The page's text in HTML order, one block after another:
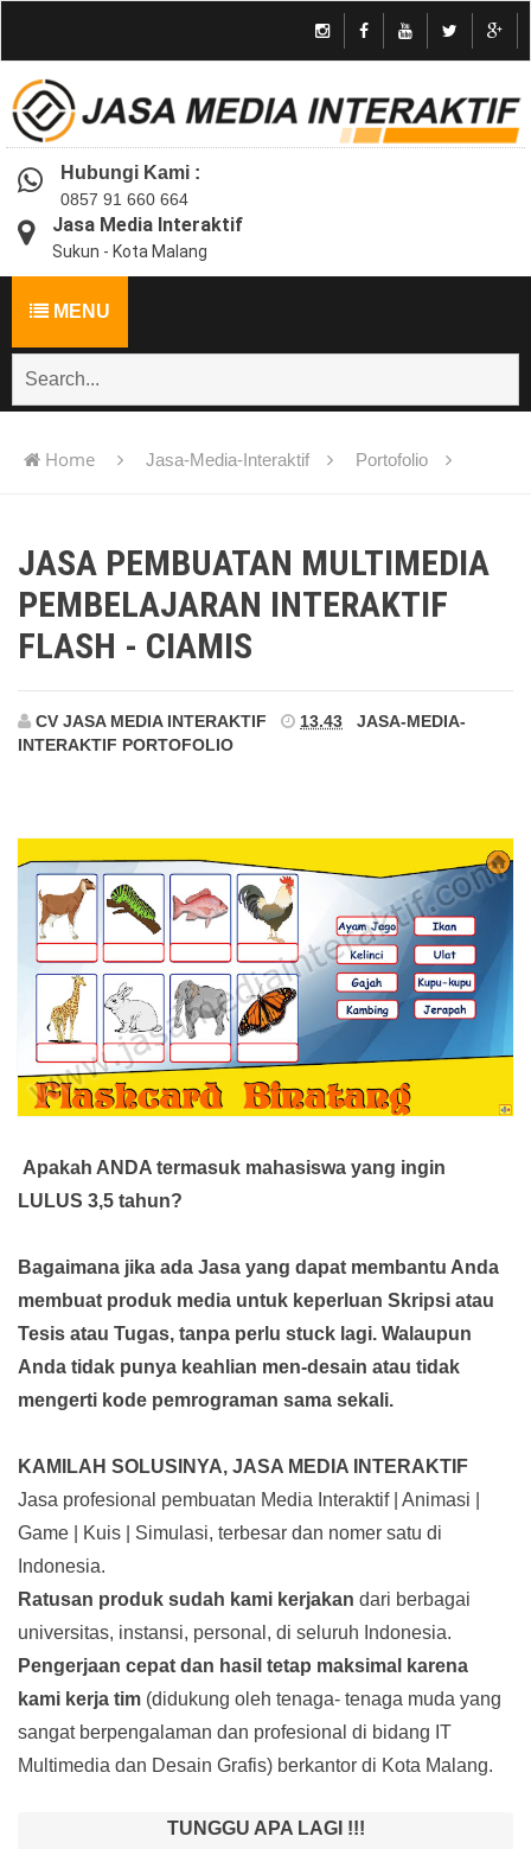
Hubungi Kami :
0857 91 660 664
Jasa Media Interaktif
Sukun - Kota Malang
MENU
Home Jasa-Media-Interaktif Portofolio
JASA PEMBUATAN MULTIMEDIA
PEMBELAJARAN INTERAKTIF
FLASH - CIAMIS
CV JASA MEDIA INTERAKTIF 13.43
JASA-MEDIA-
INTERAKTIF PORTOFOLIO
Apakah ANDA termasuk mahasiswa yang ingin
LULUS 3,5 tahun?
Bagaimana jika ada Jasa yang dapat membantu Anda
membuat produk media untuk keperluan Skripsi atau
Tesis atau Tugas, tanpa perlu stuck lagi. Walaupun
Anda tidak punya keahlian men-desain atau tidak
mengerti kode pemrograman sama sekali.
KAMILAH SOLUSINYA, JASA MEDIA INTERAKTIF
Jasa profesional pembuatan Media Interaktif | Animasi |
Game | Kuis | Simulasi, terbesar dan nomer satu di
Indonesia.
Ratusan produk sudah kami kerjakan dari berbagai
universitas, instansi, personal, di seluruh Indonesia.
Pengerjaan cepat dan hasil tetap maksimal karena
kami kerja tim (didukung oleh tenaga- tenaga muda yang
sangat berpengalaman dan profesional di bidang IT
Multimedia dan Desain Grafis) berkantor di Kota Malang.
TUNGGU APA LAGI !!!